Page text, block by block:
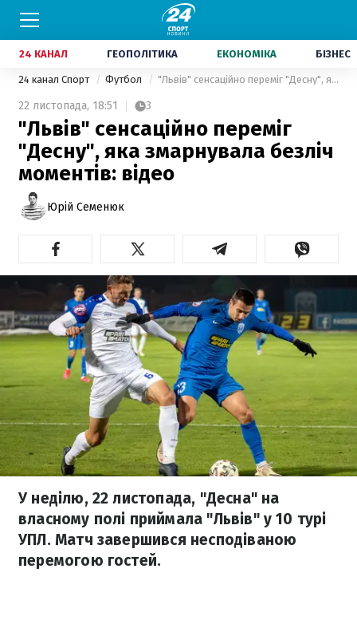
24 КАНАЛ ГЕОПОЛІТИКА ЕКОНОМІКА БІЗНЕС
24 канал Спорт Футбол "Львів" сенсаційно переміг "Десну", яка змарнувала безліч моментів: відео
22 листопада, 18:51 3
"Львів" сенсаційно переміг
"Десну", яка змарнувала безліч
моментів: відео
Юрій Семенюк
У неділю, 22 листопада, "Десна" на
власному полі приймала "Львів" у 10 турі
УПЛ. Матч завершився несподіваною
перемогою гостей.